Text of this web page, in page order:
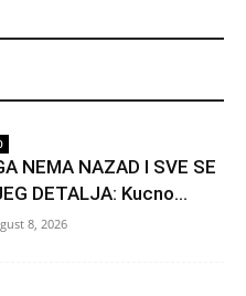
NEMA NAZAD I SVE SE
DETALJA: Kucno...
8, 2026